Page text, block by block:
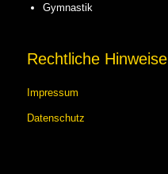
Gymnastik
Rechtliche Hinweise
Impressum
Datenschutz